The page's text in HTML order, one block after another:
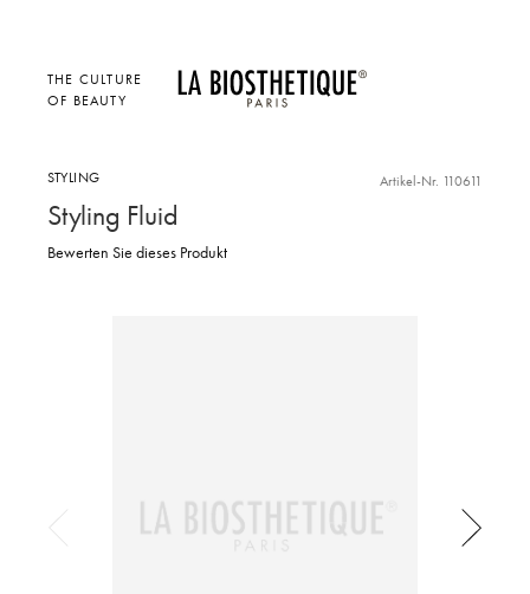
THE CULTURE
OF BEAUTY
STYLING Artikel-Nr. 110611
Styling Fluid
Bewerten Sie dieses Produkt